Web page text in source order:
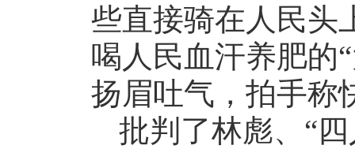
些直接骑在人民头
喝人民血汗养肥的
扬眉吐气，拍手称
批判了林彪、“